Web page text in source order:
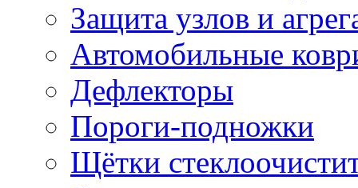
Защита узлов и
Автомобильные
Дефлекторы
Пороги-подножки
Щётки